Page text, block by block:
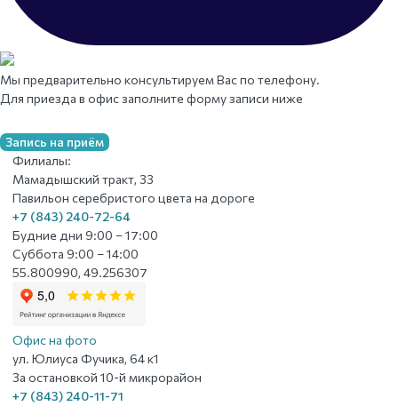
Мы предварительно консультируем Вас по телефону.
Для приезда в офис заполните форму записи ниже
Запись на приём
Филиалы:
Мамадышский тракт, 33
Павильон серебристого цвета на дороге
+7 (843) 240-72-64
Будние дни 9:00 – 17:00
Суббота 9:00 – 14:00
55.800990, 49.256307
Офис на фото
ул. Юлиуса Фучика, 64 к1
За остановкой 10-й микрорайон
+7 (843) 240-11-71